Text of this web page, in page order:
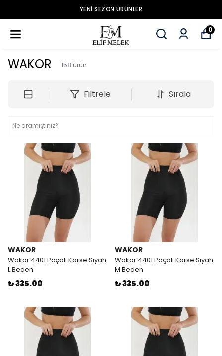
YENİ SEZON ÜRÜNLER
0
WAKOR 158 ürün
Filtrele Sırala
WAKOR
Wakor 4401 Paçalı Korse Siyah
L Beden
₺ 335.00
WAKOR
Wakor 4401 Paçalı Korse Siyah
M Beden
₺ 335.00